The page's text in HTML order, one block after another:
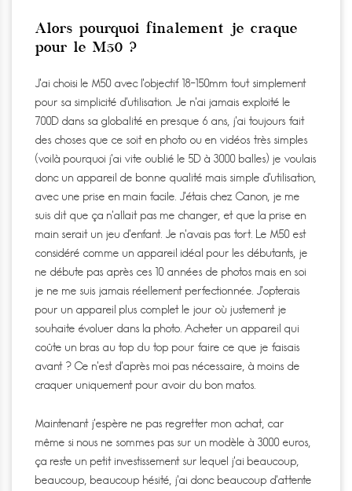
Alors pourquoi finalement je craque
pour le M50 ?
J’ai choisi le M50 avec l’objectif 18-150mm tout simplement
pour sa simplicité d’utilisation. Je n’ai jamais exploité le
700D dans sa globalité en presque 6 ans, j’ai toujours fait
des choses que ce soit en photo ou en vidéos très simples
(voilà pourquoi j’ai vite oublié le 5D à 3000 balles) je voulais
donc un appareil de bonne qualité mais simple d’utilisation,
avec une prise en main facile. J’étais chez Canon, je me
suis dit que ça n’allait pas me changer, et que la prise en
main serait un jeu d’enfant. Je n’avais pas tort. Le M50 est
considéré comme un appareil idéal pour les débutants, je
ne débute pas après ces 10 années de photos mais en soi
je ne me suis jamais réellement perfectionnée. J’opterais
pour un appareil plus complet le jour où justement je
souhaite évoluer dans la photo. Acheter un appareil qui
coûte un bras au top du top pour faire ce que je faisais
avant ? Ce n’est d’après moi pas nécessaire, à moins de
craquer uniquement pour avoir du bon matos.
Maintenant j’espère ne pas regretter mon achat, car
même si nous ne sommes pas sur un modèle à 3000 euros,
ça reste un petit investissement sur lequel j’ai beaucoup,
beaucoup, beaucoup hésité, j’ai donc beaucoup d’attente